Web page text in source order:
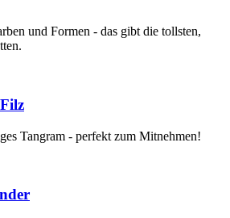
und Formen - das gibt die tollsten,
Tangram - perfekt zum Mitnehmen!